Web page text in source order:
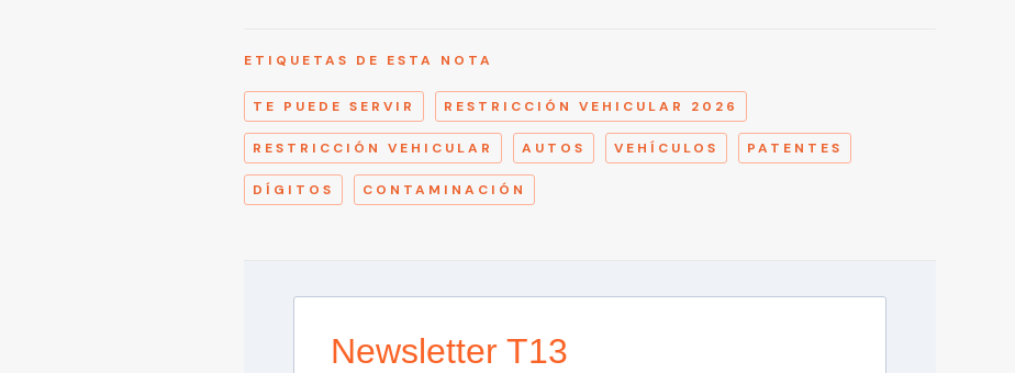
ETIQUETAS DE ESTA NOTA
TE PUEDE SERVIR RESTRICCIÓN VEHICULAR 2026
RESTRICCIÓN VEHICULAR AUTOS VEHÍCULOS PATENTES
DÍGITOS CONTAMINACIÓN
Newsletter T13